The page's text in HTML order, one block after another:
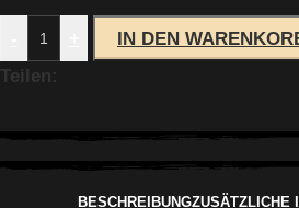
IN DEN
Teilen:
BESCHREIBUNGZUSÄTZLICHE